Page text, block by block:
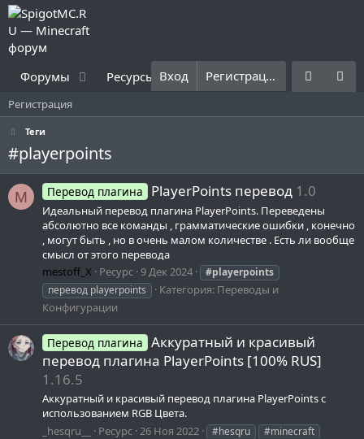
Форумы Ресурсы Что нового? Правила
Вход Регистрация
Регистрация
Теги
#playerpoints
M Перевод плагина PlayerPoints перевод 1.0
Идеальный перевод плагина PlayerPoints. Переведены
абсолютно все команды , грамматические ошибки , конечно
, могут быть , но в очень малом количестве . Есть ли вообще
смысл от этого перевода
mestoff_X
Ресурс 9 Дек 2024
#playerpoints
перевод playerpoints
Категория: Переводы и
Конфигурации
Перевод плагина Аккуратный и красивый
перевод плагина PlayerPoints [100% RUS]
1.16.5
Аккуратный и красивый перевод плагина PlayerPoints с
использованием RGB Цвета.
_hesqru__
Ресурс 26 Ноя 2022 #hesqru
#minecraft